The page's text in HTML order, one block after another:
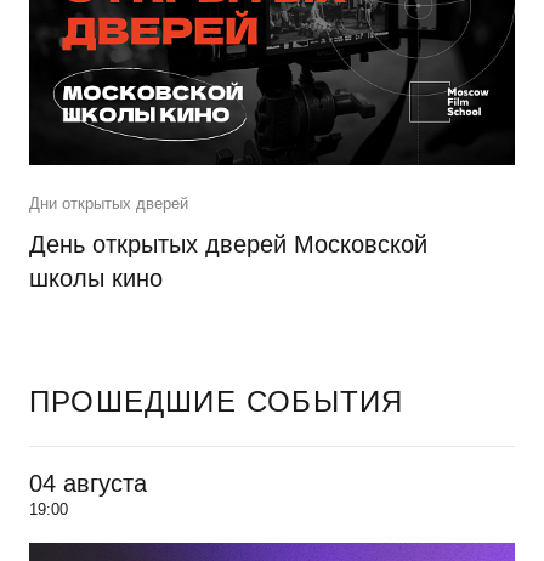
Дни открытых дверей
День открытых дверей Московской
школы кино
ПРОШЕДШИЕ СОБЫТИЯ
04 августа
19:00